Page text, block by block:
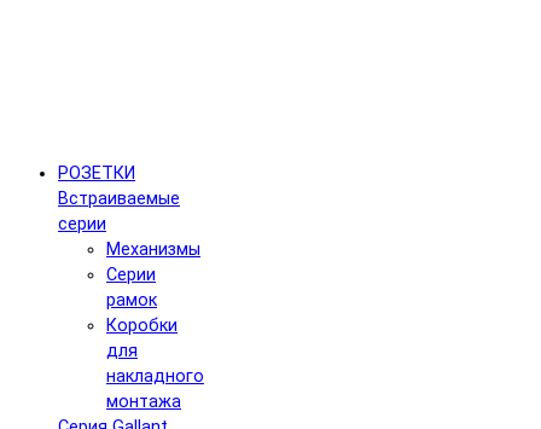
РОЗЕТКИ
Встраиваемые
серии
Механизмы
Серии
рамок
Коробки
для
накладного
монтажа